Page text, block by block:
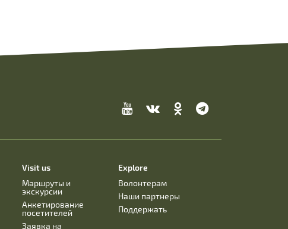
Visit us
Маршруты и
экскурсии
Анкетирование
посетителей
Заявка на
Explore
Волонтерам
Наши партнеры
Поддержать